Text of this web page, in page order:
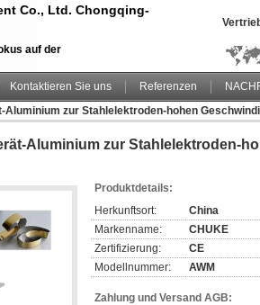
Co., Ltd. Chongqing-
auf der
Kontaktieren Sie uns Referenzen
Aluminium zur Stahlelektroden-hohen
Aluminium zur Stahlelektroden-
Produktdetails:
Herkunftsort:
China
Markenname:
CHUKE
Zertifizierung:
CE
Modellnummer:
AWM
Zahlung und Versand AGB: